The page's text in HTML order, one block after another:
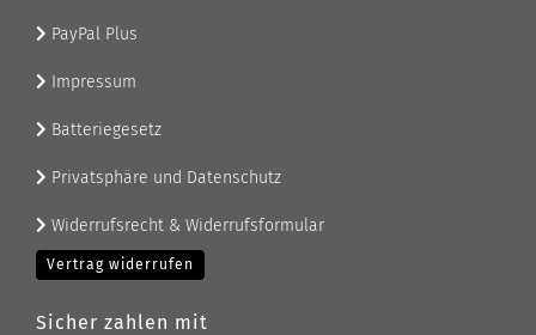
PayPal Plus
Impressum
Batteriegesetz
Privatsphäre und Datenschutz
Widerrufsrecht & Widerrufsformular
Vertrag widerrufen
Sicher zahlen mit